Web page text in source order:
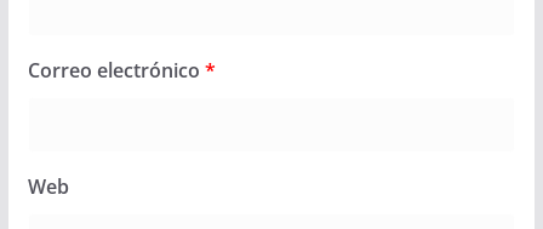
Correo electrónico *
Web